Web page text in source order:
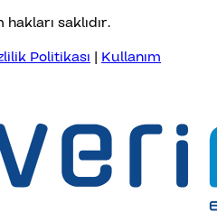
saklıdır.
Politikası | Kullanım